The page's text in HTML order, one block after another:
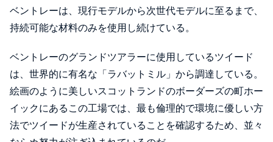
ベントレーは、現行モデルから次世代モデルに至るまで、
持続可能な材料のみを使用し続けている。
ベントレーのグランドツアラーに使用しているツイード
は、世界的に有名な「ラバットミル」から調達している。
絵画のように美しいスコットランドのボーダーズの町ホー
イックにあるこの工場では、最も倫理的で環境に優しい方
法でツイードが生産されていることを確認するため、並々